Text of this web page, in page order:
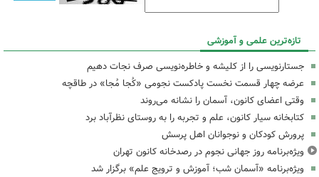
تازه‌ترین علمی و آموزشی
جستارنویسی را از کلیشه و خاطره‌نویسی صرف نجات دهیم
عرضه چهار قسمت نخست پادکست نجومی «کُجا مُجا» در طاقچه
وقتی اعضای کانون، آسمان را نشانه می‌روند
کتابخانه سیار کانون، علم و تجربه را به روستای نظرآباد برد
پرورش کودکان و نوجوانان اهل پرسش
ویژه‌برنامه‌ روز جهانی نجوم در رصدخانه کانون تهران
ویژه‌برنامه «آسمان شب؛ آموزش و ترویج علم» برگزار شد